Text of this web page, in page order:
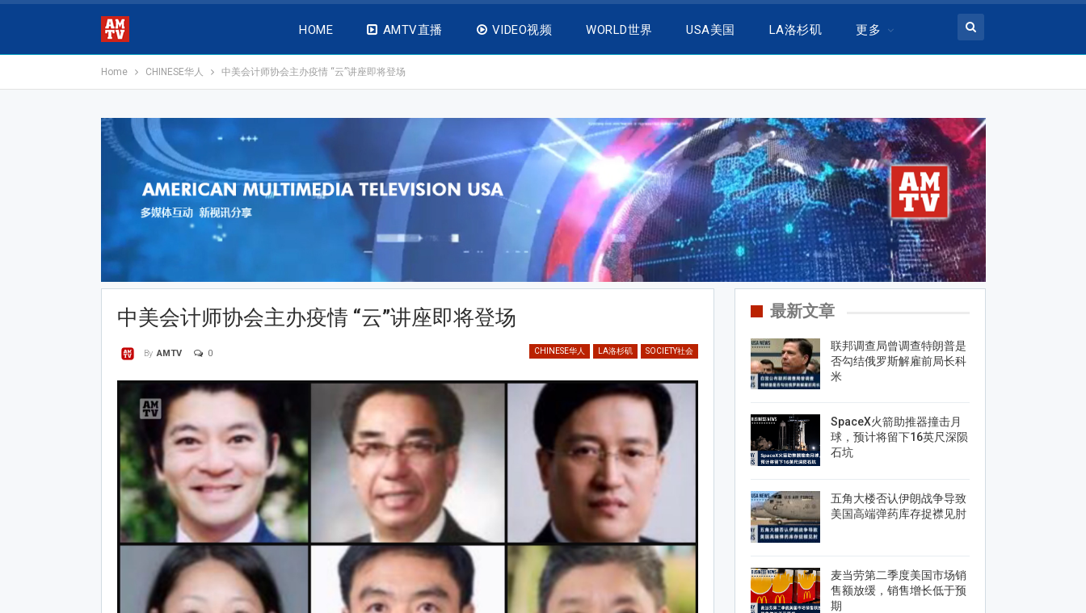
HOME AMTV直播 VIDEO视频 WORLD世界 USA美国 LA洛杉矶 更多
Home CHINESE华人 中美会计师协会主办疫情 “云”讲座即将登场
中美会计师协会主办疫情 “云”讲座即将登场
CHINESE华人 LA洛杉矶 SOCIETY社会
By AMTV 0
最新文章
联邦调查局曾调查特朗普是
否勾结俄罗斯解雇前局长科
米
SpaceX火箭助推器撞击月
球，预计将留下16英尺深陨
石坑
五角大楼否认伊朗战争导致
美国高端弹药库存捉襟见肘
麦当劳第二季度美国市场销
售额放缓，销售增长低于预
期